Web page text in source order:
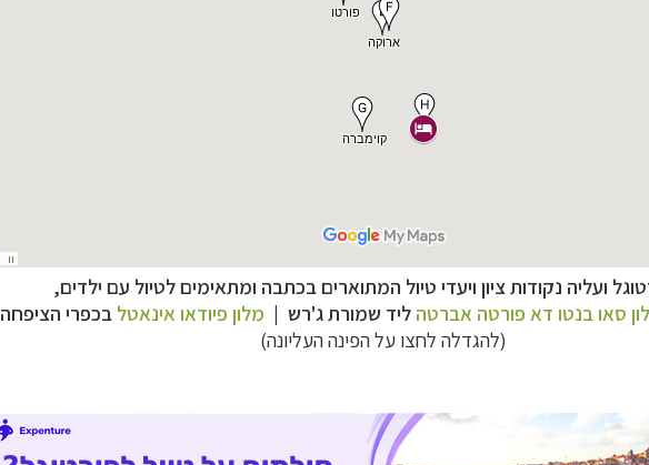
ועליה נקודות ציון ויעדי טיול המתוארים בכתבה ומתאימים לטיול עם ילדים,
סאו בנטו דא פורטה אברטה ליד שמורת ג'רש | מלון פיודאו אינאטל בכפרי הציפחה
(להגדלה לחצו על הפינה העליונה)
–לחצו לבחירת המסלול המתאים לכם »
מלונות, רכב ופעילויות–לחצו למידע נוסף »
–לחצו להסבר על השירות »